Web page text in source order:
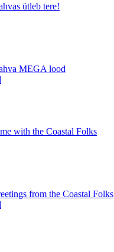
ütleb tere!
MEGA lood
with the Coastal Folks
from the Coastal Folks